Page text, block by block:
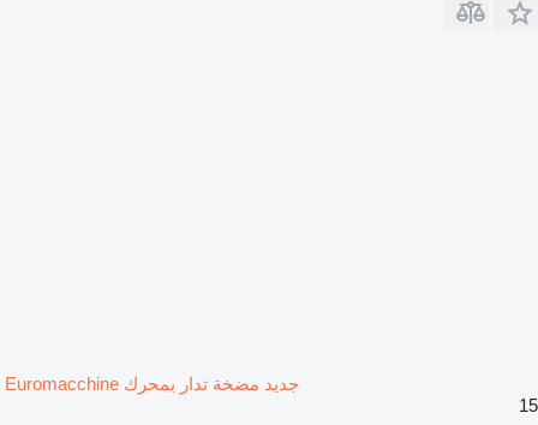
جديد مضخة تدار بمحرك Euromacchine
15